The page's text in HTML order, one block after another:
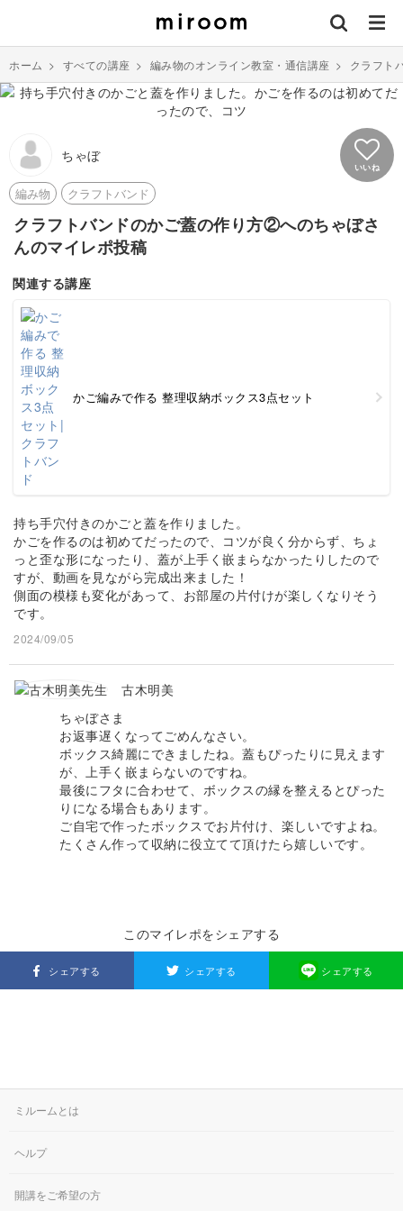
ホーム > すべての講座 > 編み物のオンライン教室・通信講座 > クラフト
ちゃぼ
いいね
編み物 クラフトバンド
クラフトバンドのかご蓋の作り方②へのちゃぼさ
んのマイレポ投稿
関連する講座
かご編みで作る 整理収納ボックス3点セット
持ち手穴付きのかごと蓋を作りました。
かごを作るのは初めてだったので、コツが良く分からず、ちょ
っと歪な形になったり、蓋が上手く嵌まらなかったりしたので
すが、動画を見ながら完成出来ました！
側面の模様も変化があって、お部屋の片付けが楽しくなりそう
です。
2024/09/05
古木明美
ちゃぼさま
お返事遅くなってごめんなさい。
ボックス綺麗にできましたね。蓋もぴったりに見えます
が、上手く嵌まらないのですね。
最後にフタに合わせて、ボックスの縁を整えるとぴった
りになる場合もあります。
ご自宅で作ったボックスでお片付け、楽しいですよね。
たくさん作って収納に役立てて頂けたら嬉しいです。
このマイレポをシェアする
シェアする シェアする シェアする
ミルームとは
ヘルプ
開講をご希望の方